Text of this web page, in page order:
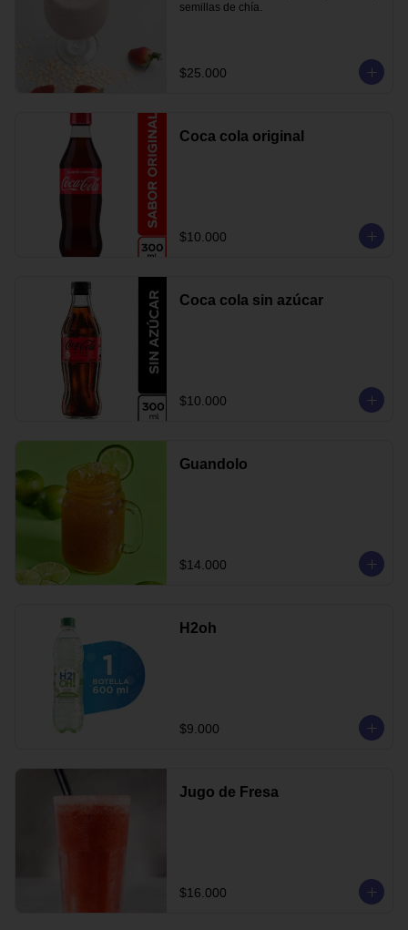
semillas de chía.
$25.000
Coca cola original
$10.000
Coca cola sin azúcar
$10.000
Guandolo
$14.000
H2oh
$9.000
Jugo de Fresa
$16.000